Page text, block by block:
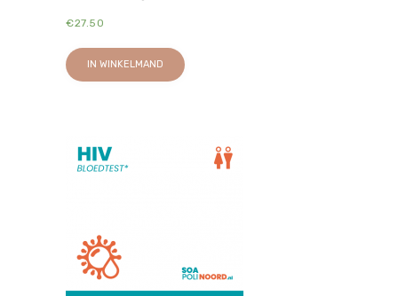
€27.50
IN WINKELMAND